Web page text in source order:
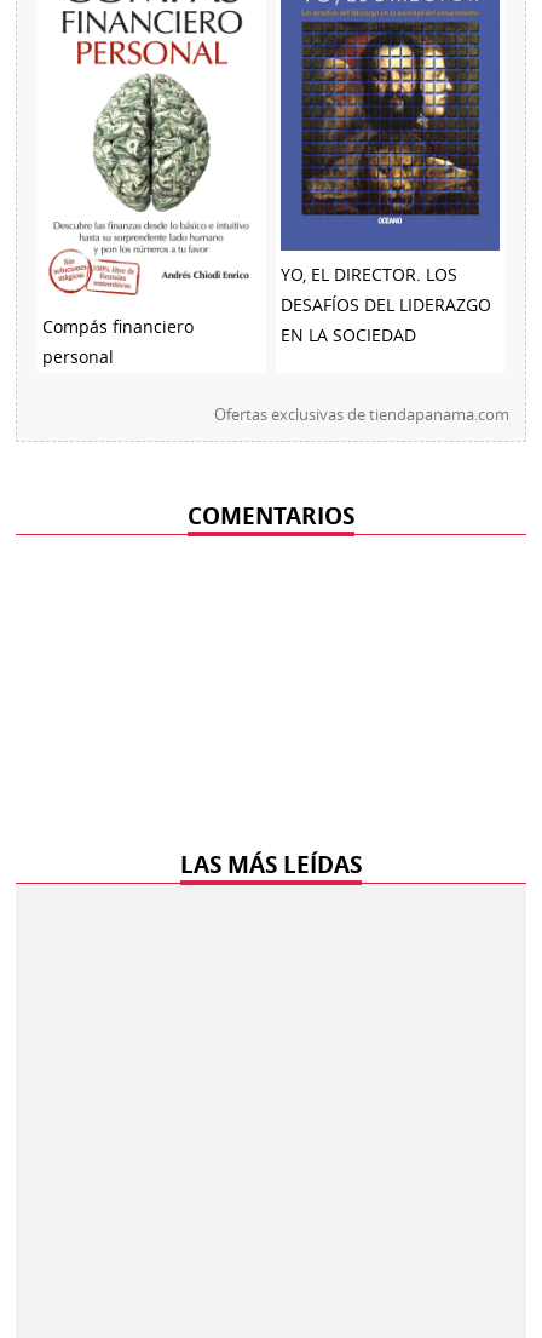
Compás financiero
personal
YO, EL DIRECTOR. LOS
DESAFÍOS DEL LIDERAZGO
EN LA SOCIEDAD
Ofertas exclusivas detiendapanama.com
COMENTARIOS
LAS MÁS LEÍDAS